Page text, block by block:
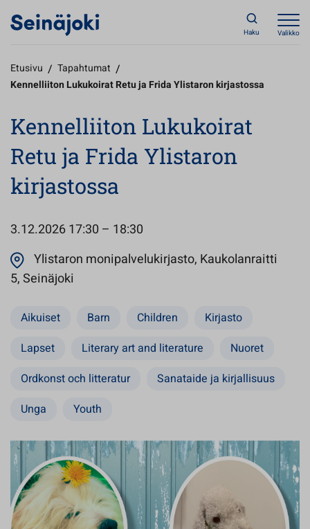
Haku Valikko
Etusivu / Tapahtumat /
Kennelliiton Lukukoirat Retu ja Frida Ylistaron kirjastossa
Kennelliiton Lukukoirat
Retu ja Frida Ylistaron
kirjastossa
3.12.202617:30 – 18:30
Ylistaron monipalvelukirjasto, Kaukolanraitti
5, Seinäjoki
Aikuiset Barn Children
Kirjasto
Lapset
Literary art and literature
Nuoret
Ordkonst och litteratur
Sanataide ja kirjallisuus
Unga
Youth